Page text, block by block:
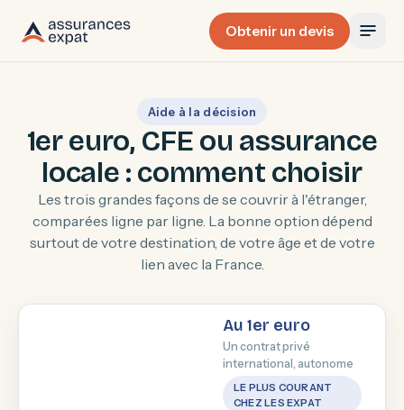
Obtenir un devis
Aide à la décision
1er euro, CFE ou assurance
locale : comment choisir
Les trois grandes façons de se couvrir à l'étranger,
comparées ligne par ligne. La bonne option dépend
surtout de votre destination, de votre âge et de votre
lien avec la France.
Au 1er euro
Un contrat privé
international, autonome
LE PLUS COURANT
CHEZ LES EXPAT